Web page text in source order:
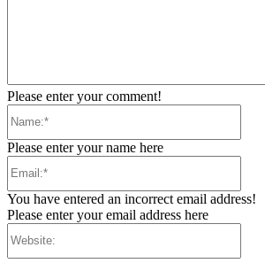
Please enter your comment!
Please enter your name here
You have entered an incorrect email address!
Please enter your email address here